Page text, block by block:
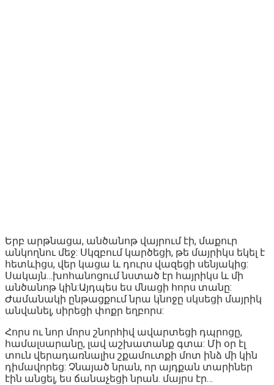
Երբ արթնացա, անծանոթ վայրում էի, մաքուր
անկողնու մեջ: Սկզբում կարծեցի, թե մայրիկս եկել է
հետևիցս, վեր կացա և դուրս վազեցի սենյակից:
Սակայն…խոհանոցում նստած էր հայրիկս և մի
անծանոթ կին:Այդպես ես մնացի հորս տանը:
Ժամանակի ընթացքում նրա կնոջը սկսեցի մայրիկ
անվանել, սիրեցի փոքր եղբորս:
Հորս ու նոր մորս շնորհիվ ավարտեցի դպրոցը,
համալսարանը, լավ աշխատանք գտա: Մի օր էլ
տուն վերադառնալիս շքամուտքի մոտ ինձ մի կին
դիմավորեց: Չնայած նրան, որ այդքան տարիներ
էին անցել, ես ճանաչեցի նրան. մայրս էր…